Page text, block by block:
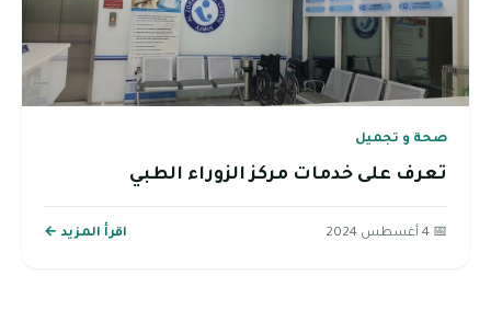
صحة و تجميل
تعرف على خدمات مركز الزوراء الطبي
📅 4 أغسطس 2024 اقرأ المزيد ←